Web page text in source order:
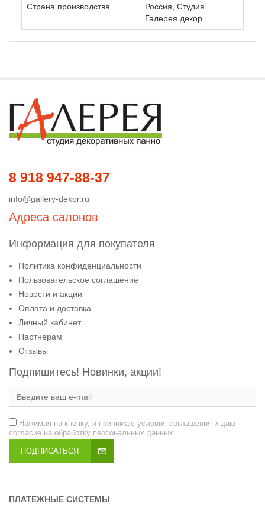
Страна производства
Россия, Студия
Галерея декор
8 918 947-88-37
info@gallery-dekor.ru
Адреса салонов
Информация для покупателя
Политика конфиденциальности
Пользовательское соглашение
Новости и акции
Оплата и доставка
Личный кабинет
Партнерам
Отзывы
Подпишитесь! Новинки, акции!
Нажимая на кнопку, я принимаю условия соглашения и даю
согласие на обработку персональных данных.
ПОДПИСАТЬСЯ
ПЛАТЕЖНЫЕ СИСТЕМЫ